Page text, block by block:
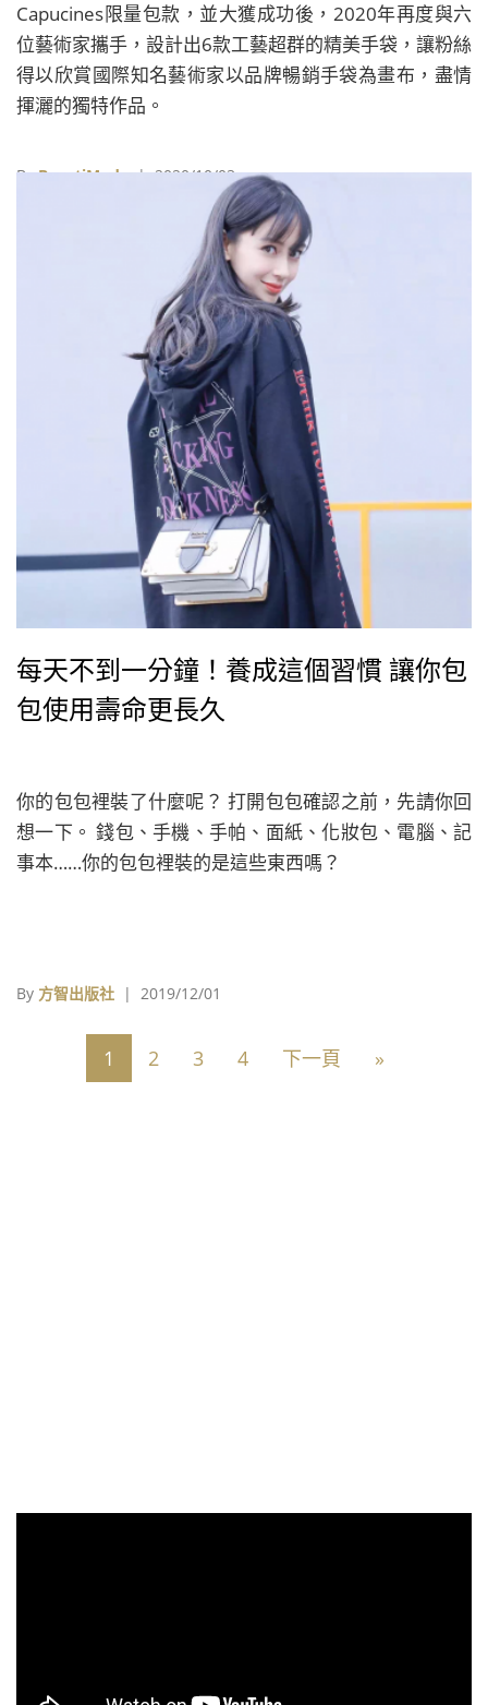
Capucines限量包款，並大獲成功後，2020年再度與六
位藝術家攜手，設計出6款工藝超群的精美手袋，讓粉絲
得以欣賞國際知名藝術家以品牌暢銷手袋為畫布，盡情
揮灑的獨特作品。
ByBeautiMode| 2020/10/03
每天不到一分鐘！養成這個習慣 讓你包
包使用壽命更長久
你的包包裡裝了什麼呢？ 打開包包確認之前，先請你回
想一下。 錢包、手機、手帕、面紙、化妝包、電腦、記
事本……你的包包裡裝的是這些東西嗎？
By 方智出版社 | 2019/12/01
1 2 3 4 下一頁 »